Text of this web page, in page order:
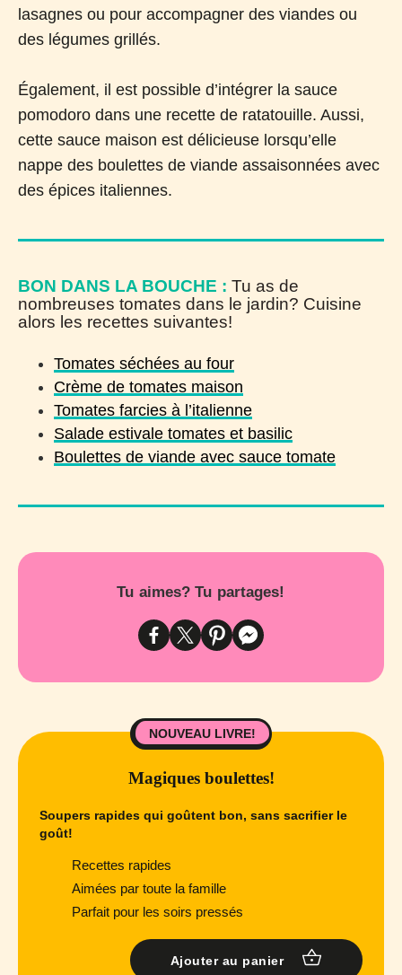
lasagnes ou pour accompagner des viandes ou
des légumes grillés.
Également, il est possible d’intégrer la sauce
pomodoro dans une recette de ratatouille. Aussi,
cette sauce maison est délicieuse lorsqu’elle
nappe des boulettes de viande assaisonnées avec
des épices italiennes.
BON DANS LA BOUCHE : Tu as de
nombreuses tomates dans le jardin? Cuisine
alors les recettes suivantes!
Tomates séchées au four
Crème de tomates maison
Tomates farcies à l’italienne
Salade estivale tomates et basilic
Boulettes de viande avec sauce tomate
Tu aimes? Tu partages!
NOUVEAU LIVRE!
Magiques boulettes!
Soupers rapides qui goûtent bon, sans sacrifier le
goût!
Recettes rapides
Aimées par toute la famille
Parfait pour les soirs pressés
Ajouter au panier